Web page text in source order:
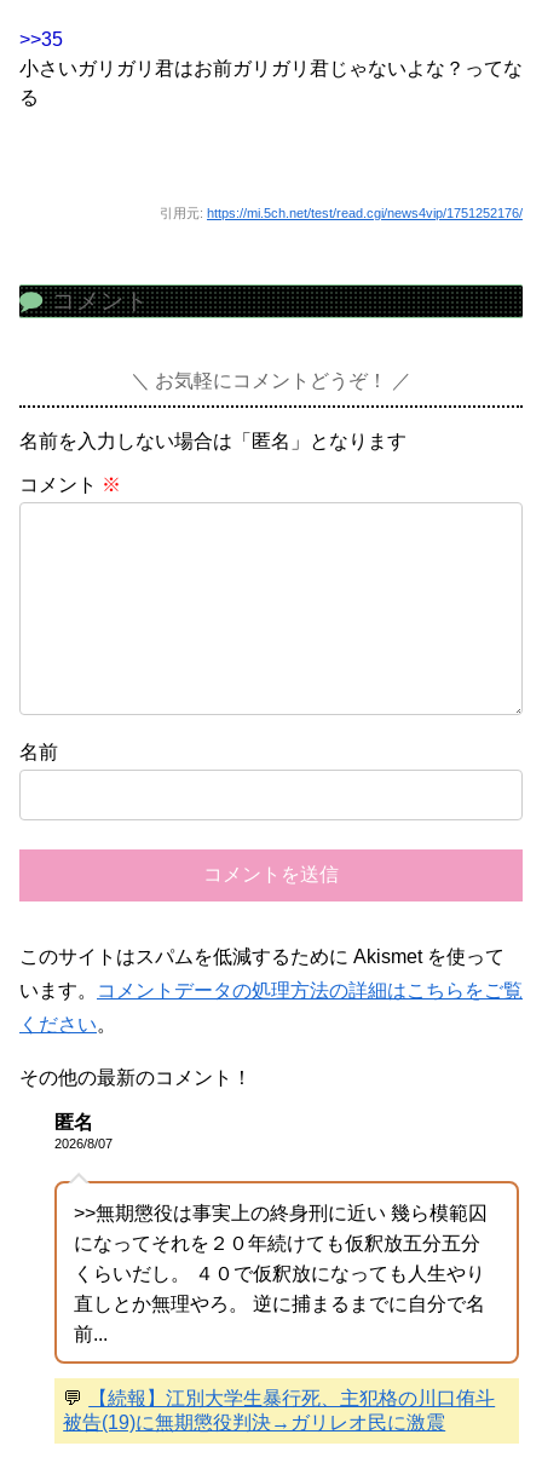
>>35
小さいガリガリ君はお前ガリガリ君じゃないよな？ってな
る
引用元: https://mi.5ch.net/test/read.cgi/news4vip/1751252176/
コメント
お気軽にコメントどうぞ！
名前を入力しない場合は「匿名」となります
コメント ※
名前
このサイトはスパムを低減するために Akismet を使って
います。
コメントデータの処理方法の詳細はこちらをご覧
ください。
その他の最新のコメント！
匿名
2026/8/07
>>無期懲役は事実上の終身刑に近い 幾ら模範囚
になってそれを２０年続けても仮釈放五分五分
くらいだし。 ４０で仮釈放になっても人生やり
直しとか無理やろ。 逆に捕まるまでに自分で名
前...
💬
【続報】江別大学生暴行死、主犯格の川口侑斗
被告(19)に無期懲役判決→ガリレオ民に激震